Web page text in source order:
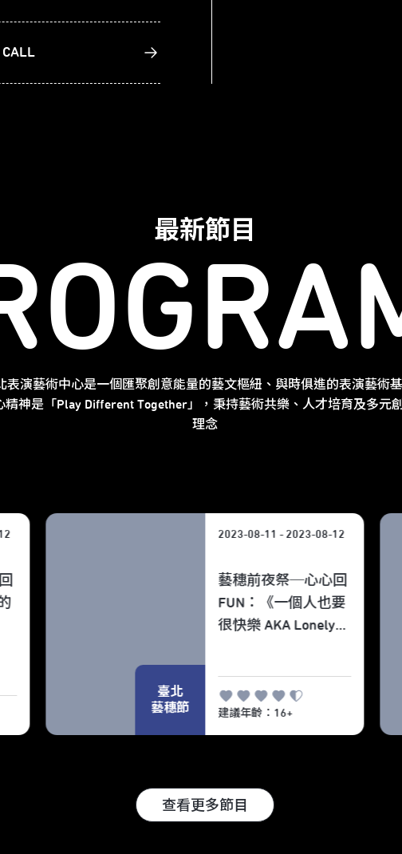
最新節目
表演藝術中心是一個匯聚創意能量的藝文樞紐、與時俱進的表演藝術基
精神是「Play Different Together」，秉持藝術共樂、人才培育及多元
理念
臺北
藝穗節
2023-08-11 - 2023-08-12
藝穗前夜祭─心心回
FUN：《一個人也要
很快樂 AKA Lonely
建議年齡：16+
查看更多節目